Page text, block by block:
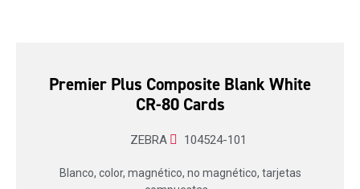
Premier Plus Composite Blank White
CR-80 Cards
ZEBRA 104524-101
Blanco, color, magnético, no magnético, tarjetas